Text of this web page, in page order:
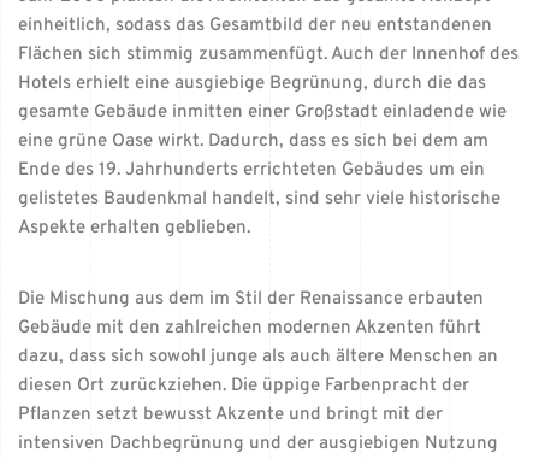
einheitlich, sodass das Gesamtbild der neu entstandenen
Flächen sich stimmig zusammenfügt. Auch der Innenhof des
Hotels erhielt eine ausgiebige Begrünung, durch die das
gesamte Gebäude inmitten einer Großstadt einladende wie
eine grüne Oase wirkt. Dadurch, dass es sich bei dem am
Ende des 19. Jahrhunderts errichteten Gebäudes um ein
gelistetes Baudenkmal handelt, sind sehr viele historische
Aspekte erhalten geblieben.
Die Mischung aus dem im Stil der Renaissance erbauten
Gebäude mit den zahlreichen modernen Akzenten führt
dazu, dass sich sowohl junge als auch ältere Menschen an
diesen Ort zurückziehen. Die üppige Farbenpracht der
Pflanzen setzt bewusst Akzente und bringt mit der
intensiven Dachbegrünung und der ausgiebigen Nutzung